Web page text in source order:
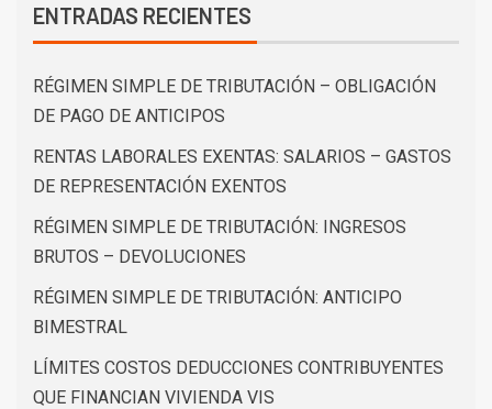
ENTRADAS RECIENTES
RÉGIMEN SIMPLE DE TRIBUTACIÓN – OBLIGACIÓN
DE PAGO DE ANTICIPOS
RENTAS LABORALES EXENTAS: SALARIOS – GASTOS
DE REPRESENTACIÓN EXENTOS
RÉGIMEN SIMPLE DE TRIBUTACIÓN: INGRESOS
BRUTOS – DEVOLUCIONES
RÉGIMEN SIMPLE DE TRIBUTACIÓN: ANTICIPO
BIMESTRAL
LÍMITES COSTOS DEDUCCIONES CONTRIBUYENTES
QUE FINANCIAN VIVIENDA VIS